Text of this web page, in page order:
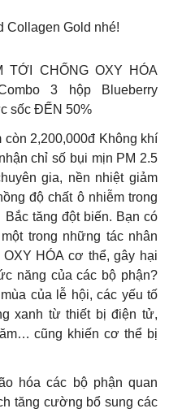
Collagen Gold nhé!
TỚI CHỐNG OXY HÓA
3 hộp Blueberry
sốc ĐẾN 50%
còn 2,200,000đ Không khí
chỉ số bụi mịn PM 2.5
gia, nền nhiệt giảm
độ chất ô nhiễm trong
tăng đột biến. Bạn có
trong những tác nhân
HÓA cơ thể, gây hại
năng của các bộ phận?
của lễ hội, các yếu tố
xanh từ thiết bị điện tử,
cũng khiến cơ thể bị
hóa các bộ phận quan
tăng cường bổ sung các